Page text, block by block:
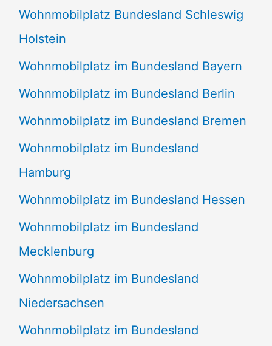
Wohnmobilplatz Bundesland Schleswig
Holstein
Wohnmobilplatz im Bundesland Bayern
Wohnmobilplatz im Bundesland Berlin
Wohnmobilplatz im Bundesland Bremen
Wohnmobilplatz im Bundesland
Hamburg
Wohnmobilplatz im Bundesland Hessen
Wohnmobilplatz im Bundesland
Mecklenburg
Wohnmobilplatz im Bundesland
Niedersachsen
Wohnmobilplatz im Bundesland